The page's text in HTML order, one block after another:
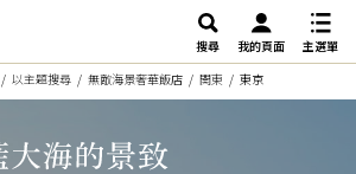
搜尋 我的頁面
主選單
以主題搜尋 無敵海景奢華飯店 関東 東京